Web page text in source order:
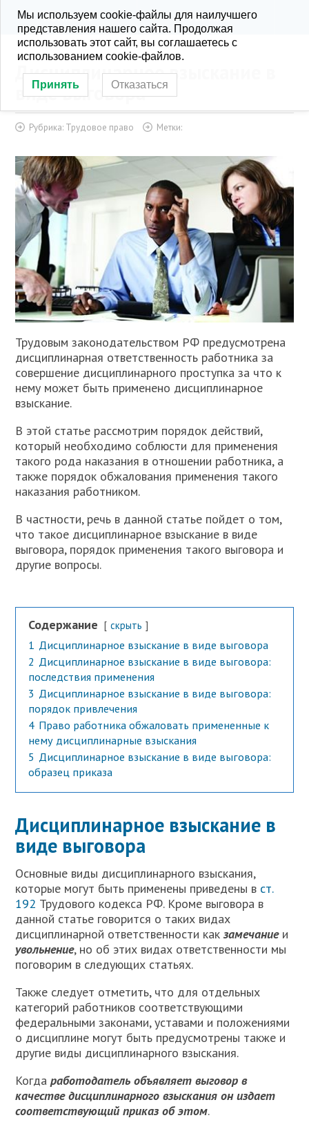
KONRA.RU РУБРИКИ
Дисциплинарное взыскание в
виде выговора
Рубрика: Трудовое право Метки:
Трудовым законодательством РФ предусмотрена
дисциплинарная ответственность работника за
совершение дисциплинарного проступка за что к
нему может быть применено дисциплинарное
взыскание.
В этой статье рассмотрим порядок действий,
который необходимо соблюсти для применения
такого рода наказания в отношении работника, а
также порядок обжалования применения такого
наказания работником.
В частности, речь в данной статье пойдет о том,
что такое дисциплинарное взыскание в виде
выговора, порядок применения такого выговора и
другие вопросы.
Содержание скрыть
1 Дисциплинарное взыскание в виде выговора
2 Дисциплинарное взыскание в виде выговора:
последствия применения
3 Дисциплинарное взыскание в виде выговора:
порядок привлечения
4 Право работника обжаловать примененные к
нему дисциплинарные взыскания
5 Дисциплинарное взыскание в виде выговора:
образец приказа
Дисциплинарное взыскание в
виде выговора
Основные виды дисциплинарного взыскания,
которые могут быть применены приведены в ст.
192 Трудового кодекса РФ. Кроме выговора в
данной статье говорится о таких видах
дисциплинарной ответственности какзамечание и
увольнение, но об этих видах ответственности мы
поговорим в следующих статьях.
Также следует отметить, что для отдельных
категорий работников соответствующими
федеральными законами, уставами и положениями
о дисциплине могут быть предусмотрены также и
другие виды дисциплинарного взыскания.
Когдаработодатель объявляет выговор в
качестве дисциплинарного взыскания он издает
соответствующий приказ об этом.
Мы используем cookie-файлы для наилучшего
представления нашего сайта. Продолжая
использовать этот сайт, вы соглашаетесь с
использованием cookie-файлов.
Принять Отказаться